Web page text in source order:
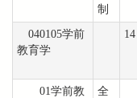
制
040105学前
教育学
14
01学前教
全